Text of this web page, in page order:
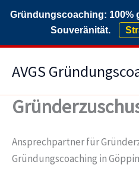
Gründungscoaching: 100%
Souveränität.
InhaltAVGS
Ansprechpartner für
Gründungscoaching in